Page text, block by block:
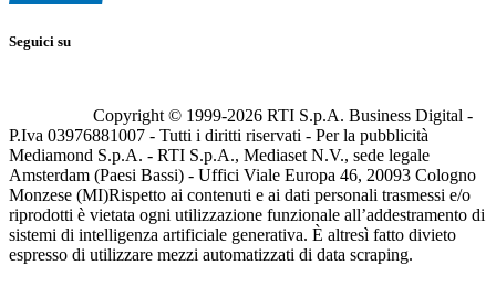
Seguici su
Copyright © 1999-2026 RTI S.p.A. Business Digital -
P.Iva 03976881007 - Tutti i diritti riservati - Per la pubblicità
Mediamond S.p.A. - RTI S.p.A., Mediaset N.V., sede legale
Amsterdam (Paesi Bassi) - Uffici Viale Europa 46, 20093 Cologno
Monzese (MI)Rispetto ai contenuti e ai dati personali trasmessi e/o
riprodotti è vietata ogni utilizzazione funzionale all’addestramento di
sistemi di intelligenza artificiale generativa. È altresì fatto divieto
espresso di utilizzare mezzi automatizzati di data scraping.